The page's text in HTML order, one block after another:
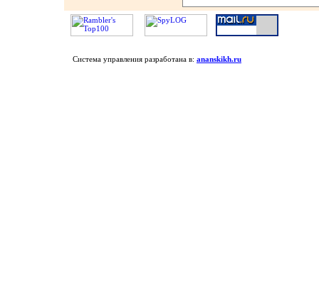
Система управления разработана в: ananskikh.ru